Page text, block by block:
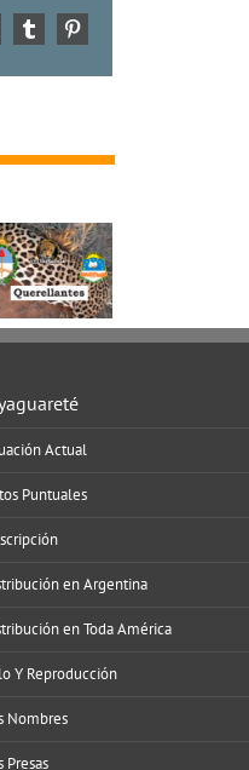
TumblrPinterest
Actual
Puntuales
en Argentina
en Toda América
Y Reproducción
Nombres
Presas